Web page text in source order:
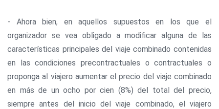
- Ahora bien, en aquellos supuestos en los que el
organizador se vea obligado a modificar alguna de las
características principales del viaje combinado contenidas
en las condiciones precontractuales o contractuales o
proponga al viajero aumentar el precio del viaje combinado
en más de un ocho por cien (8%) del total del precio,
siempre antes del inicio del viaje combinado, el viajero